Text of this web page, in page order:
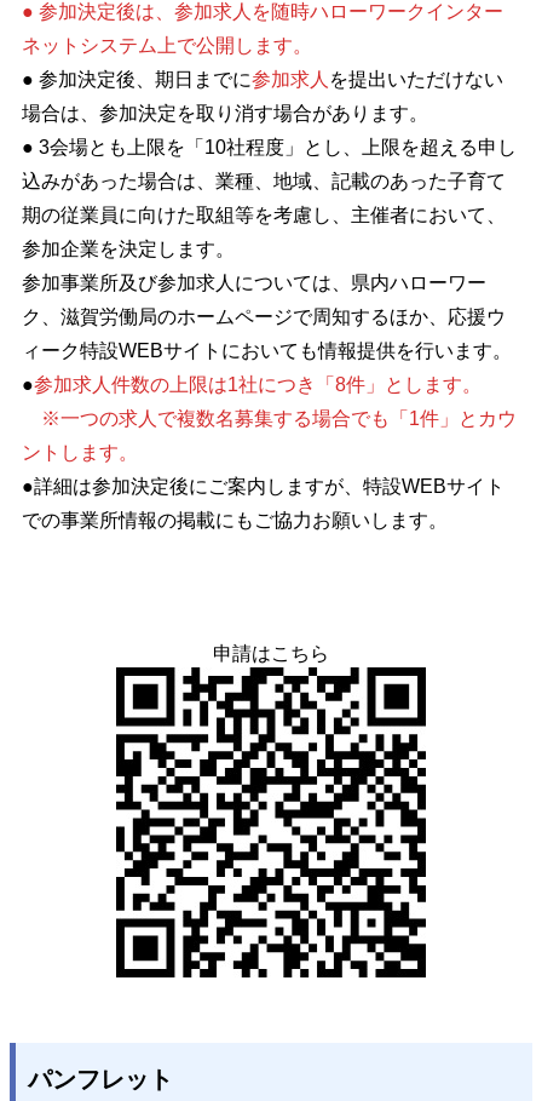
● 参加決定後は、参加求人を随時ハローワークインター
ネットシステム上で公開します。
● 参加決定後、期日までに参加求人 を提出いただけない
場合は、参加決定を取り消す場合があります。
● 3会場とも上限を「10社程度」とし、上限を超える申し
込みがあった場合は、業種、地域、記載のあった子育て
期の従業員に向けた取組等を考慮し、主催者において、
参加企業を決定します。
参加事業所及び参加求人については、県内ハローワー
ク、滋賀労働局のホームページで周知するほか、応援ウ
ィーク特設WEBサイトにおいても情報提供を行います。
●参加求人件数の上限は1社につき「8件」とします。
※一つの求人で複数名募集する場合でも「1件」とカウ
ントします。
●詳細は参加決定後にご案内しますが、特設WEBサイト
での事業所情報の掲載にもご協力お願いします。
申請はこちら
パンフレット